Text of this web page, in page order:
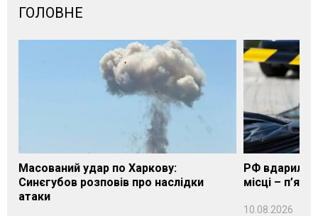
ГОЛОВНЕ
Масований удар по Харкову:
Синєгубов розповів про наслідки
атаки
РФ вдарила
місці –
10.08.2026